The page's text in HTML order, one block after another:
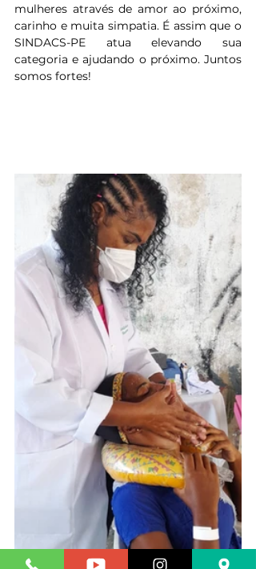
mulheres através de amor ao próximo,
carinho e muita simpatia. É assim que o
SINDACS-PE atua elevando sua
categoria e ajudando o próximo. Juntos
somos fortes!